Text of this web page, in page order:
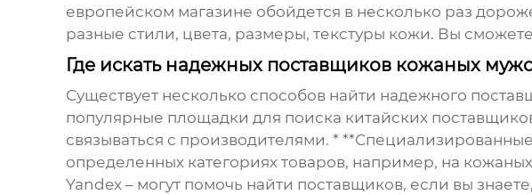
европейском магазине обойдется в несколько раз
разные стили, цвета, размеры, текстуры кожи. Вы
Где искать надежных поставщиков кожаных
Существует несколько способов найти надежного
популярные площадки для поиска китайских
связываться с производителями. *
определенных категориях товаров, например, на
Yandex – могут помочь найти поставщиков, если вы